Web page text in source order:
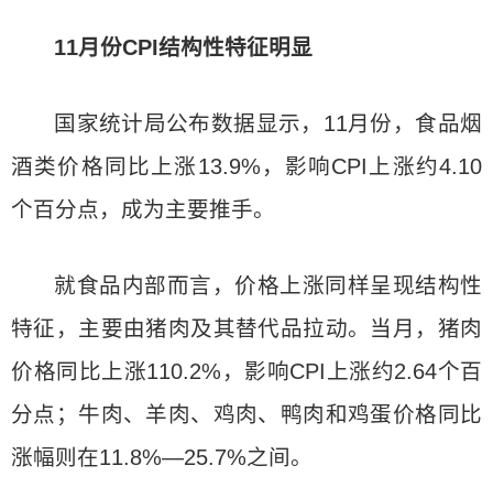
11月份CPI结构性特征明显
国家统计局公布数据显示，11月份，食品烟
酒类价格同比上涨13.9%，影响CPI上涨约4.10
个百分点，成为主要推手。
就食品内部而言，价格上涨同样呈现结构性
特征，主要由猪肉及其替代品拉动。当月，猪肉
价格同比上涨110.2%，影响CPI上涨约2.64个百
分点；牛肉、羊肉、鸡肉、鸭肉和鸡蛋价格同比
涨幅则在11.8%—25.7%之间。